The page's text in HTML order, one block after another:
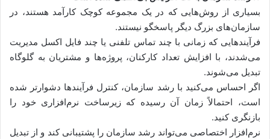
بسیاری از روش‌هایی که در یک مجموعه کوچک کارآمد هستند، در
سازمان‌های بزرگ دیگر پاسخگو نیستند.
فرآیندهایی که زمانی با چند تماس تلفنی یا چند فایل اکسل مدیریت
می‌شدند، با افزایش تعداد کارکنان، پروژه‌ها و مشتریان به گلوگاه
تبدیل می‌شوند.
اگر احساس می‌کنید با رشد سازمان، کنترل فرآیندها دشوارتر شده
است، احتمالاً زمان آن رسیده که زیرساخت نرم‌افزاری خود را
بازنگری کنید.
نرم‌افزار اختصاصی می‌تواند رشد سازمان را پشتیبانی کند و از تبدیل